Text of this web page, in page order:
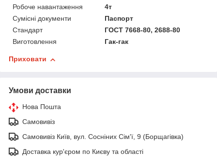
Робоче навантаження
4т
Сумісні документи
Паспорт
Стандарт
ГОСТ 7668-80, 2688-80
Виготовлення
Гак-гак
Приховати
Умови доставки
Нова Пошта
Самовивіз
Самовивіз Київ, вул. Сосніних Сім'ї, 9 (Борщагівка)
Доставка кур'єром по Києву та області